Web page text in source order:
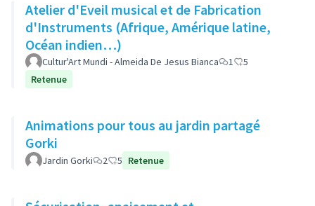
Atelier d'Eveil musical et de Fabrication
d'Instruments (Afrique, Amérique latine,
Océan indien…)
Cultur'Art Mundi - Almeida De Jesus Bianca 1
5
Retenue
Animations pour tous au jardin partagé
Gorki
Jardin Gorki 2 5 Retenue